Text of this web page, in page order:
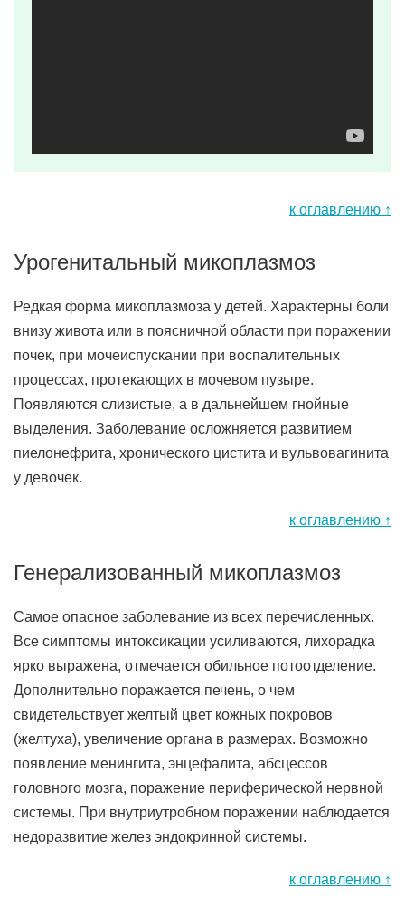
к оглавлению ↑
Урогенитальный микоплазмоз
Редкая форма микоплазмоза у детей. Характерны боли
внизу живота или в поясничной области при поражении
почек, при мочеиспускании при воспалительных
процессах, протекающих в мочевом пузыре.
Появляются слизистые, а в дальнейшем гнойные
выделения. Заболевание осложняется развитием
пиелонефрита, хронического цистита и вульвовагинита
у девочек.
к оглавлению ↑
Генерализованный микоплазмоз
Самое опасное заболевание из всех перечисленных.
Все симптомы интоксикации усиливаются, лихорадка
ярко выражена, отмечается обильное потоотделение.
Дополнительно поражается печень, о чем
свидетельствует желтый цвет кожных покровов
(желтуха), увеличение органа в размерах. Возможно
появление менингита, энцефалита, абсцессов
головного мозга, поражение периферической нервной
системы. При внутриутробном поражении наблюдается
недоразвитие желез эндокринной системы.
к оглавлению ↑